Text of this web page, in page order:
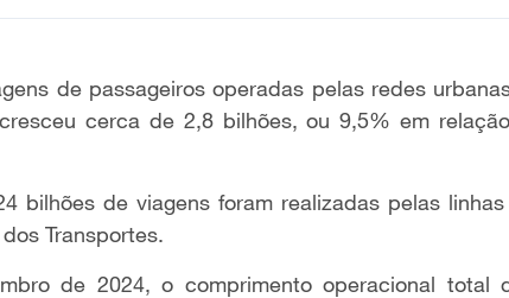
de passageiros operadas pelas redes
cerca de 2,8 bilhões, ou 9,5% em
bilhões de viagens foram realizadas pelas
Transportes.
de 2024, o comprimento operacional total